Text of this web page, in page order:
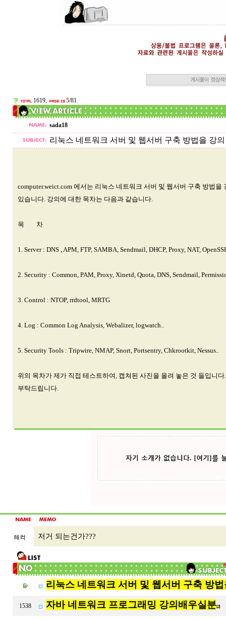
1619, 5/81
sada18
리눅스 네트워크 서버 및 웹서버 구축 방법을 강의
computer.weict.com 에서는 리눅스 네트워크 서버 및 웹서버 구축 방법을
있습니다. 강의에 대한 목차는 다음과 같습니다.
목 차
1. Server : DNS , APM, FTP, SAMBA, Sendmail, DHCP, Proxy, NAT,
2. Security : Common, PAM, Proxy, Xinetd, Quota, DNS, Sendmail,
3. Control : NTOP, rrdtool, MRTG
4. Log : Common Log Analysis, Webalizer, logwatch..
5. Security Tools : Tripwire, NMAP, Snort, Portsentry, Chkrootkit, Nessus..
위의 목차가 제가 직접 테스트하여, 캡쳐된 사진을 올려 놓은 것 들입니다
부탁드립니다.
해컥 저거 되는건가???
리눅스 네트워크 서버 및 웹서버 구축 방
1538 자바 네트워크 프로그래밍 강의배우실분[2]